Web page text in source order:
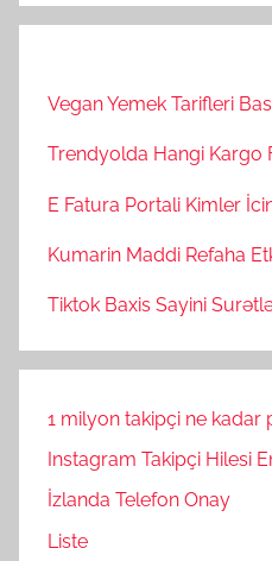
Vegan Yemek Tarifleri
Trendyolda Hangi Kargo
E Fatura Portali Kimler
Kumarin Maddi Refaha
Tiktok Baxis Sayini
1 milyon takipçi ne kadar
Instagram Takipçi Hilesi
İzlanda Telefon Onay
Liste